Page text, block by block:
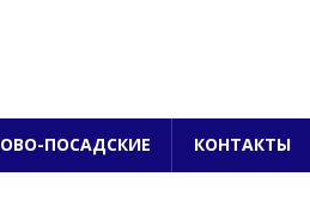
ПОСАДСКИЕ КОНТАКТЫ